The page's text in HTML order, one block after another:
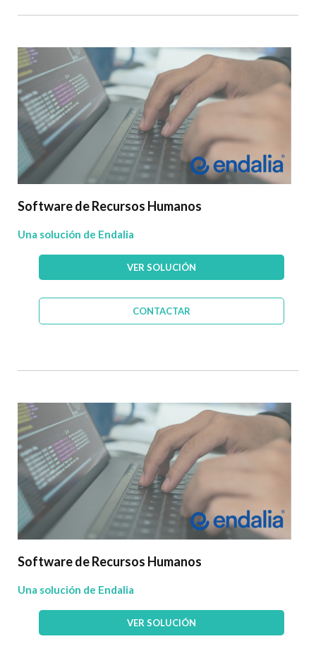
Software de Recursos Humanos
Una solución de Endalia
VER SOLUCIÓN
CONTACTAR
Software de Recursos Humanos
Una solución de Endalia
VER SOLUCIÓN